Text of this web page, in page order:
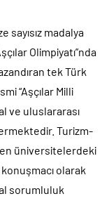
sayısız madalya
Olimpiyatı”nda
tek Türk
“Aşçılar Milli
ve uluslararası
Turizm-
üniversitelerdeki
olarak
sorumluluk